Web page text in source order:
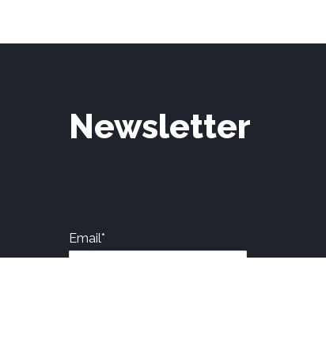
Newsletter
Email*